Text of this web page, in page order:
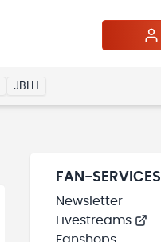
JBLH
FAN-SERVICES
Newsletter
Livestreams